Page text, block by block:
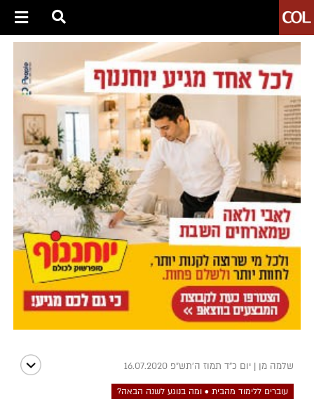
שלמה מן | יום כ"ד תמוז ה׳תש״פ 16.07.2020
עוברים ללימוד מהבית • ומה בנוגע לשנה הבאה?